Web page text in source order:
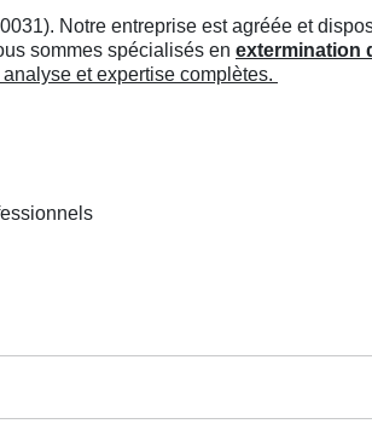
Notre entreprise est agréée et
sommes spécialisés en extermination
et expertise complètes.